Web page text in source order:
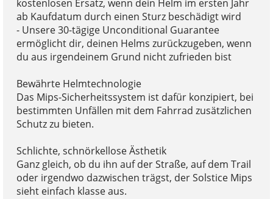
kostenlosen Ersatz, wenn dein Helm im ersten Jahr
ab Kaufdatum durch einen Sturz beschädigt wird
- Unsere 30-tägige Unconditional Guarantee
ermöglicht dir, deinen Helms zurückzugeben, wenn
du aus irgendeinem Grund nicht zufrieden bist
Bewährte Helmtechnologie
Das Mips-Sicherheitssystem ist dafür konzipiert, bei
bestimmten Unfällen mit dem Fahrrad zusätzlichen
Schutz zu bieten.
Schlichte, schnörkellose Ästhetik
Ganz gleich, ob du ihn auf der Straße, auf dem Trail
oder irgendwo dazwischen trägst, der Solstice Mips
sieht einfach klasse aus.